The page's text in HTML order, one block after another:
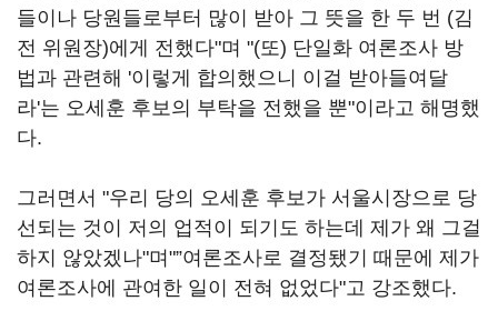
들이나 당원들로부터 많이 받아 그 뜻을 한 두 번 (김
전 위원장)에게 전했다"며 "(또) 단일화 여론조사 방
법과 관련해 '이렇게 합의했으니 이걸 받아들여달
라'는 오세훈 후보의 부탁을 전했을 뿐"이라고 해명했
다.
그러면서 "우리 당의 오세훈 후보가 서울시장으로 당
선되는 것이 저의 업적이 되기도 하는데 제가 왜 그걸
하지 않았겠나"며"”여론조사로 결정됐기 때문에 제가
여론조사에 관여한 일이 전혀 없었다"고 강조했다.